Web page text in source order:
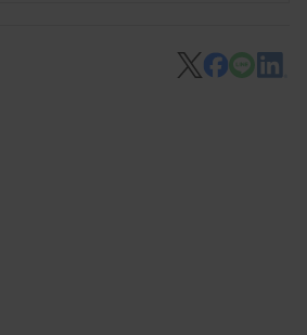
病（HV-UCD）における発
組織像との関連」▽高橋朋花